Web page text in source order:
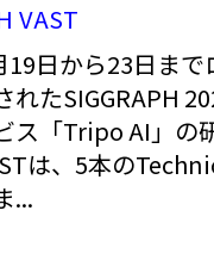
VAST
19日から23日まで
れたSIGGRAPH
ス「Tripo AI」の
は、5本の
...